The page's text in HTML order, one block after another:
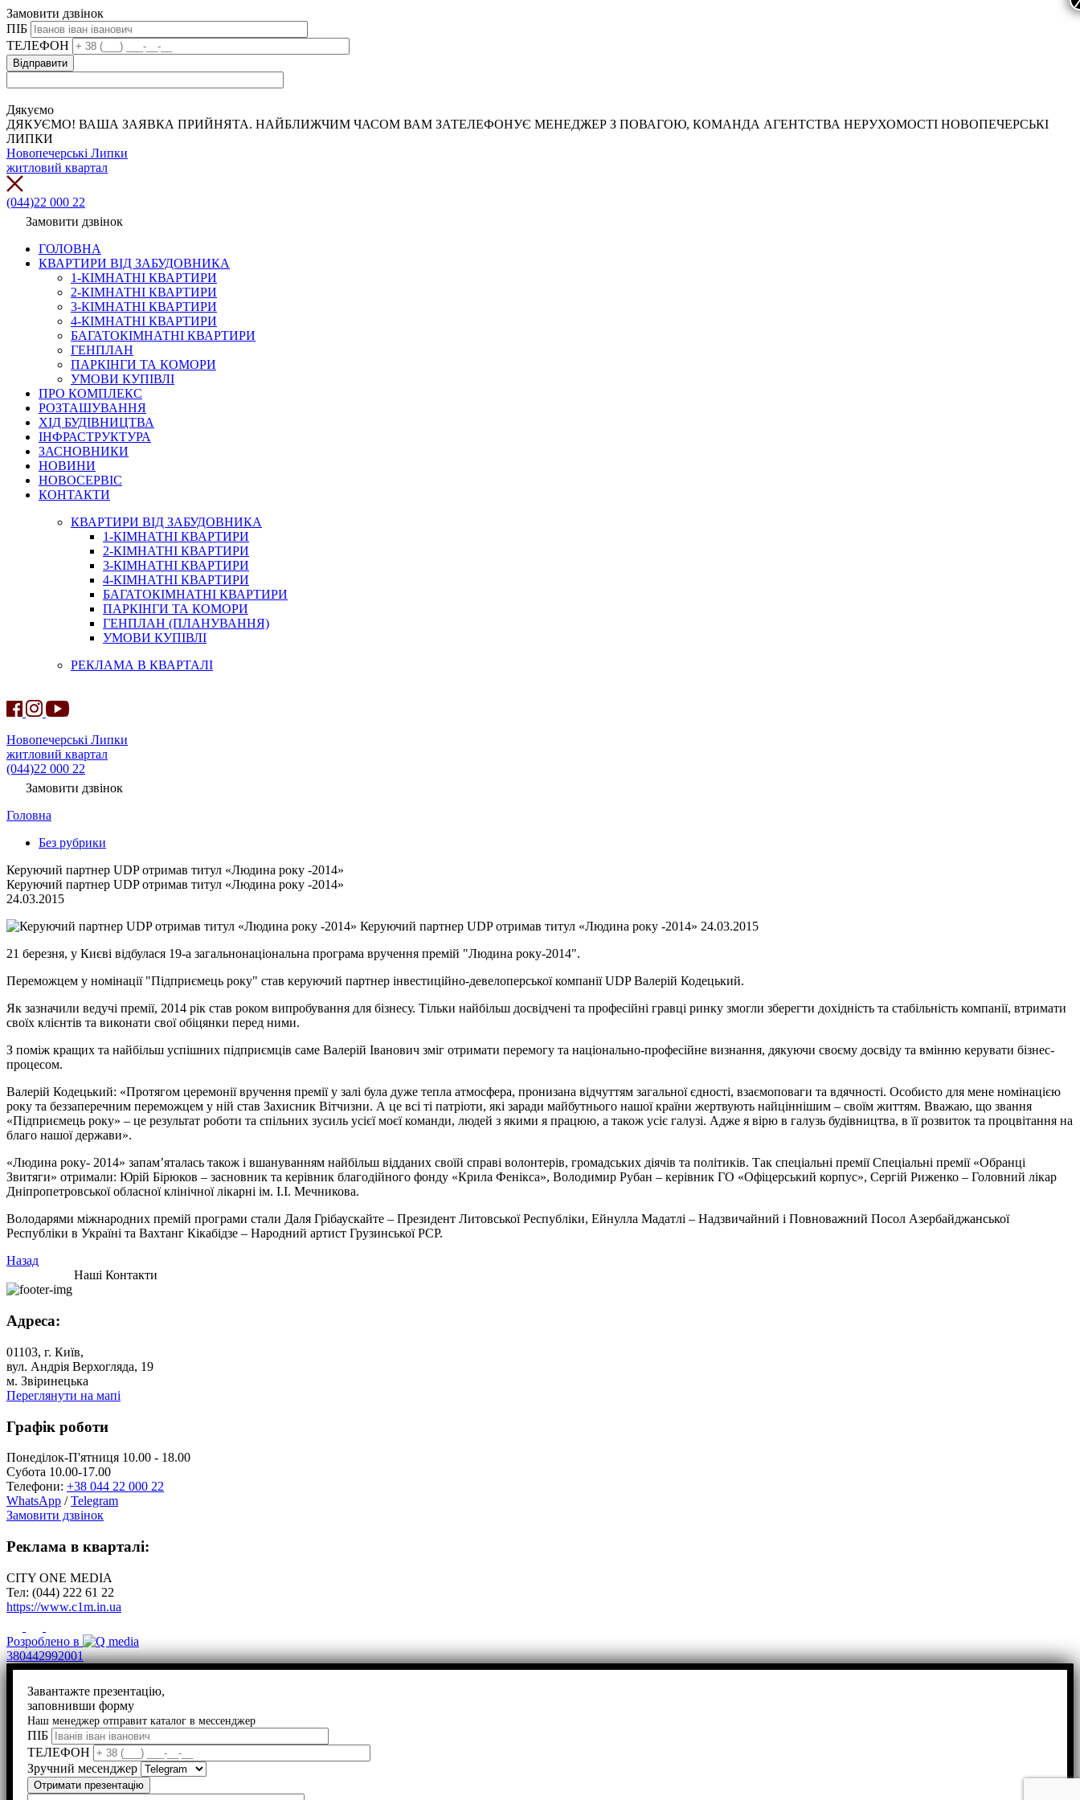
Замовити дзвінок
ПІБ
ТЕЛЕФОН
Дякуємо
ДЯКУЄМО! ВАША ЗАЯВКА ПРИЙНЯТА. НАЙБЛИЖЧИМ ЧАСОМ ВАМ ЗАТЕЛЕФОНУЄ МЕНЕДЖЕР З ПОВАГОЮ, КОМАНДА АГЕНТСТВА НЕРУХОМОСТІ НОВОПЕЧЕРСЬКІ
ЛИПКИ
Новопечерські Липки
житловий квартал
(044)22 000 22
Замовити дзвінок
ГОЛОВНА
КВАРТИРИ ВІД ЗАБУДОВНИКА
1-КІМНАТНІ КВАРТИРИ
2-КІМНАТНІ КВАРТИРИ
3-КІМНАТНІ КВАРТИРИ
4-КІМНАТНІ КВАРТИРИ
БАГАТОКІМНАТНІ КВАРТИРИ
ГЕНПЛАН
ПАРКІНГИ ТА КОМОРИ
УМОВИ КУПІВЛІ
ПРО КОМПЛЕКС
РОЗТАШУВАННЯ
ХІД БУДІВНИЦТВА
ІНФРАСТРУКТУРА
ЗАСНОВНИКИ
НОВИНИ
НОВОСЕРВІС
КОНТАКТИ
КВАРТИРИ ВІД ЗАБУДОВНИКА
1-КІМНАТНІ КВАРТИРИ
2-КІМНАТНІ КВАРТИРИ
3-КІМНАТНІ КВАРТИРИ
4-КІМНАТНІ КВАРТИРИ
БАГАТОКІМНАТНІ КВАРТИРИ
ПАРКІНГИ ТА КОМОРИ
ГЕНПЛАН (ПЛАНУВАННЯ)
УМОВИ КУПІВЛІ
РЕКЛАМА В КВАРТАЛІ
Новопечерські Липки
житловий квартал
(044)22 000 22
Замовити дзвінок
Головна
Без рубрики
Керуючий партнер UDP отримав титул «Людина року -2014»
Керуючий партнер UDP отримав титул «Людина року -2014»
24.03.2015
Керуючий партнер UDP отримав титул «Людина року -2014» 24.03.2015
21 березня, у Києві відбулася 19-а загальнонаціональна програма вручення премій "Людина року-2014".
Переможцем у номінації "Підприємець року" став керуючий партнер інвестиційно-девелоперської компанії UDP Валерій Кодецький.
Як зазначили ведучі премії, 2014 рік став роком випробування для бізнесу. Тільки найбільш досвідчені та професійні гравці ринку змогли зберегти дохідність та стабільність компанії, втримати
своїх клієнтів та виконати свої обіцянки перед ними.
З поміж кращих та найбільш успішних підприємців саме Валерій Іванович зміг отримати перемогу та національно-професійне визнання, дякуючи своєму досвіду та вмінню керувати бізнес-
процесом.
Валерій Кодецький: «Протягом церемонії вручення премії у залі була дуже тепла атмосфера, пронизана відчуттям загальної єдності, взаємоповаги та вдячності. Особисто для мене номінацією
року та беззаперечним переможцем у ній став Захисник Вітчизни. А це всі ті патріоти, які заради майбутнього нашої країни жертвують найціннішим – своїм життям. Вважаю, що звання
«Підприємець року» – це результат роботи та спільних зусиль усієї моєї команди, людей з якими я працюю, а також усіє галузі. Адже я вірю в галузь будівництва, в її розвиток та процвітання на
благо нашої держави».
«Людина року- 2014» запам’яталась також і вшануванням найбільш відданих своїй справі волонтерів, громадських діячів та політиків. Так спеціальні премії Спеціальні премії «Обранці
Звитяги» отримали: Юрій Бірюков – засновник та керівник благодійного фонду «Крила Фенікса», Володимир Рубан – керівник ГО «Офіцерський корпус», Сергій Риженко – Головний лікар
Дніпропетровської обласної клінічної лікарні ім. І.І. Мечникова.
Володарями міжнародних премій програми стали Даля Грібаускайте – Президент Литовської Республіки, Ейнулла Мадатлі – Надзвичайний і Повноважний Посол Азербайджанської
Республіки в Україні та Вахтанг Кікабідзе – Народний артист Грузинської РСР.
Назад
Наші Контакти
Адреса:
01103, г. Київ,
вул. Андрія Верхогляда, 19
м. Звіринецька
Переглянути на мапі
Графік роботи
Понеділок-П'ятниця 10.00 - 18.00
Субота 10.00-17.00
Телефони: +38 044 22 000 22
WhatsApp /Telegram
Замовити дзвінок
Реклама в кварталі:
CITY ONE MEDIA
Тел: (044) 222 61 22
https://www.c1m.in.ua
Розроблено в
380442992001
Завантажте презентацію,
заповнивши форму
Наш менеджер отправит каталог в мессенджер
ПІБ
ТЕЛЕФОН
Зручний месенджер